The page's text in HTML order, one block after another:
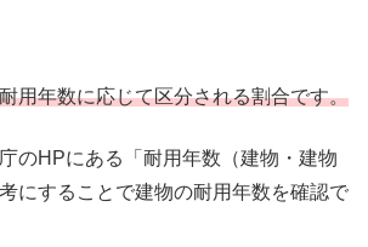
用年数に応じて区分される割合です。
のHPにある「耐用年数（建物・建物
にすることで建物の耐用年数を確認で